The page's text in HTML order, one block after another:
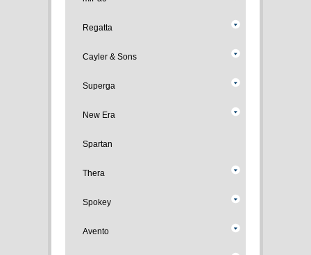
Regatta
Cayler & Sons
Superga
New Era
Spartan
Thera
Spokey
Avento